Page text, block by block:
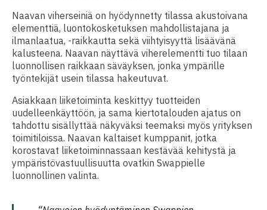
Naavan viherseiniä on hyödynnetty tilassa akustoivana
elementtiä, luontokosketuksen mahdollistajana ja
ilmanlaatua, -raikkautta sekä viihtyisyyttä lisäävänä
kalusteena. Naavan näyttävä viherelementti tuo tilaan
luonnollisen raikkaan säväyksen, jonka ympärille
työntekijät usein tilassa hakeutuvat.
Asiakkaan liiketoiminta keskittyy tuotteiden
uudelleenkäyttöön, ja sama kiertotalouden ajatus on
tahdottu sisällyttää näkyväksi teemaksi myös yrityksen
toimitiloissa. Naavan kaltaiset kumppanit, jotka
korostavat liiketoiminnassaan kestävää kehitystä ja
ympäristövastuullisuutta ovatkin Swappielle
luonnollinen valinta.